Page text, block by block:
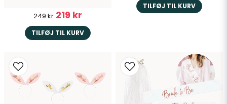
249 kr 219 kr
TILFØJ TIL KURV
TILFØJ TIL KURV